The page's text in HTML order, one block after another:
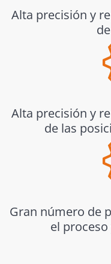
Alta precisión y
Alta precisión y
de las
Gran número de
el